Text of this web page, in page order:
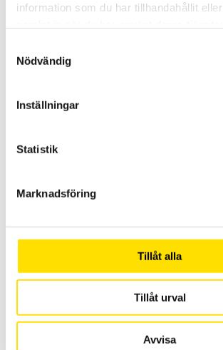
information som du har tillhandahållit
Nödvändig
Inställningar
Statistik
Marknadsföring
Tillåt alla
Tillåt urval
Avvisa
Tekscan Hightemp givare med temp område
Fujifilm UVSCALE
UVSCALEfrån Fujifilmgör det enkelt att mäta
ultraviolett ljus